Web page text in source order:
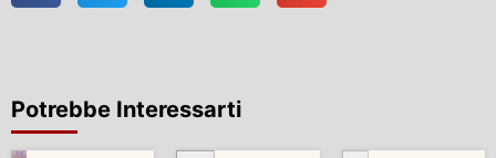
Potrebbe Interessarti